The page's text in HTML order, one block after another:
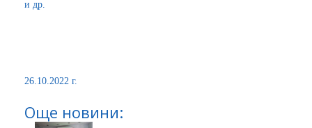
и др.
26.10.2022 г.
Още новини: